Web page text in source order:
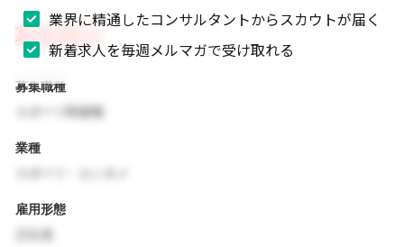
募集要項
募集職種
スポーツ関連職
業種
雇用形態
業界に精通したコンサルタントからスカウトが届く
新着求人を毎週メルマガで受け取れる